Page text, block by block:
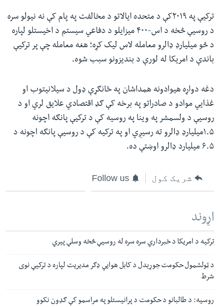
ترکیې په ۲۰۱۹کې د متحده ایالاتو د مخالفت په پام کې نه نیولو سره
د روسیې څخه د اس-۴۰۰ میزایلو د دفاعي سیستم د اخیستلو لپاره
د څو میلیارډ ډالرو معامله لاس لیک کړه؛ هغه معامله چې پر ترکیې
باندې د امریکا له لورې د بندیزونو سبب شوه.
دغه دواړه هیوادونه همداشان په ځانګړې ډول د سیلانیتوب او
غذایي موادو د صادراتو په برخه کې ګډ اقتصادي علایق لري او د
روسیې د ولسمشر په وینا په روسیه کې د ترکیې پانګه اچونه
۱.۵میلیارډ ډالرو ته رسیږي او په ترکیه کې د روسیې پانګه اچونه د
۶.۵ میلیارد ډالرو اوښتې ده.
شریک کول Follow us
اړوند
ترکیه د امریکا د خبرداري سره سره له روسیې څخه وسلې پیري
د ټولشمول حکومت جوړېدل د کابل هوايي ډګر مدیریت لپاره د ترکیې نوی
شرط
روسیه: د طالبانو د حکومت د پرانیستلو په مراسمو کې ګډون نکوو